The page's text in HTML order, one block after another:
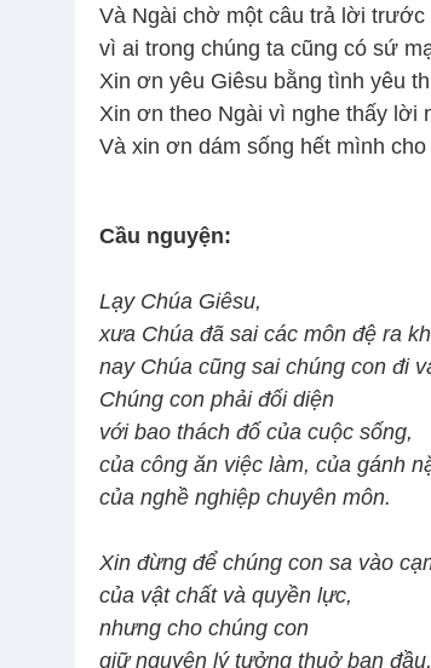
Và Ngài chờ một câu trả lời trước
vì ai trong chúng ta cũng có sứ
Xin ơn yêu Giêsu bằng tình yêu
Xin ơn theo Ngài vì nghe thấy lời
Và xin ơn dám sống hết mình
Cầu nguyện:
Lạy Chúa Giêsu,
xưa Chúa đã sai các môn đệ ra
nay Chúa cũng sai chúng con đi
Chúng con phải đối diện
với bao thách đố của cuộc sống,
của công ăn việc làm, của gánh
của nghề nghiệp chuyên môn.
Xin đừng để chúng con sa vào
của vật chất và quyền lực,
nhưng cho chúng con
giữ nguyên lý tưởng thuở ban đầu,